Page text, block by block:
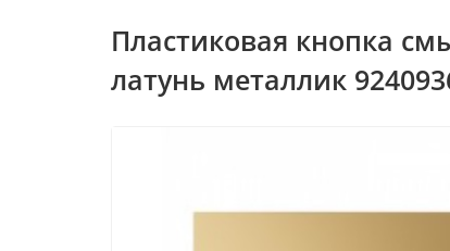
Пластиковая кнопка
латунь металлик